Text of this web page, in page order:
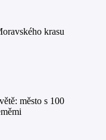
krasu
město s 100